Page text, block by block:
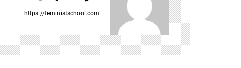
ی
ن
و
https://feministschool.com